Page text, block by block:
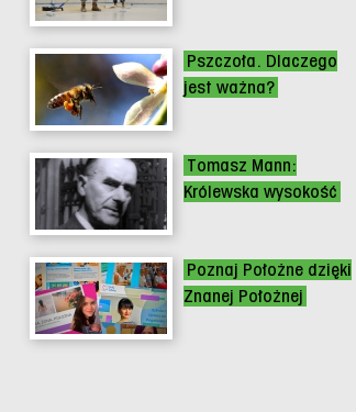
Pszczoła. Dlaczego
jest ważna?
Tomasz Mann:
Królewska wysokość
Poznaj Położne dzięki
Znanej Położnej